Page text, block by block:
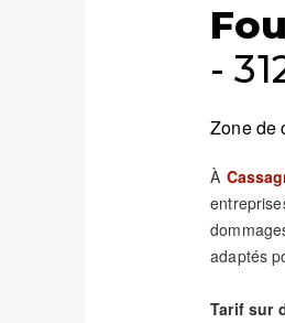
-
Zone de
À
adaptés
Tarif sur